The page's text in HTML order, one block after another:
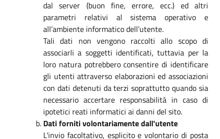
dal server (buon fine, errore, ecc.) ed altri
parametri relativi al sistema operativo e
all’ambiente informatico dell’utente.
Tali dati non vengono raccolti allo scopo di
associarli a soggetti identificati, tuttavia per la
loro natura potrebbero consentire di identificare
gli utenti attraverso elaborazioni ed associazioni
con dati detenuti da terzi soprattutto quando sia
necessario accertare responsabilità in caso di
ipotetici reati informatici ai danni del sito.
Dati forniti volontariamente dall'utente
L'invio facoltativo, esplicito e volontario di posta